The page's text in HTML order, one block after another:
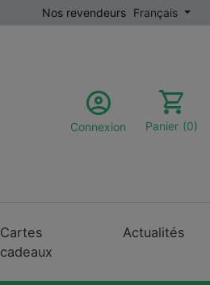
Nos revendeurs Français
Connexion Panier (0)
Cartes
cadeaux
Actualités